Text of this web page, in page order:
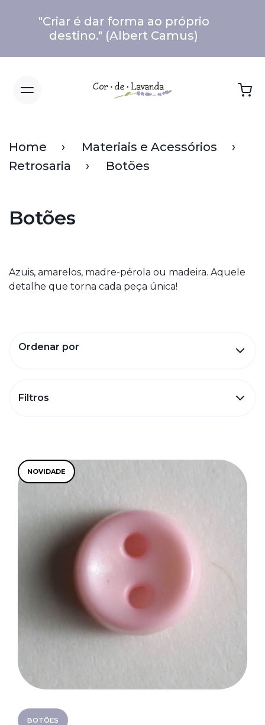
"Criar é dar forma ao próprio
destino." (Albert Camus)
Home
Materiais e Acessórios
Retrosaria
Botões
Botões
Azuis, amarelos, madre-pérola ou madeira. Aquele
detalhe que torna cada peça única!
Filtros
Ordenar por
NOVIDADE
BOTÕES